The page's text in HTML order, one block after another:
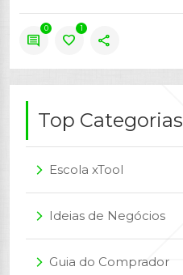
comment
0
favorite
1
share
Top Categorias
arrow_forward_ios Escola xTool
arrow_forward_ios Ideias de Negócios
arrow_forward_ios Guia do Comprador